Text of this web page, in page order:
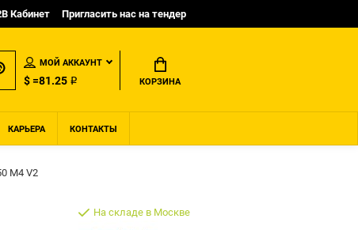
Кабинет Пригласить нас на тендер
МОЙ АККАУНТ
$ =81.25 ₽ КОРЗИНА
КАРЬЕРА КОНТАКТЫ
M4 V2
На складе в Москве